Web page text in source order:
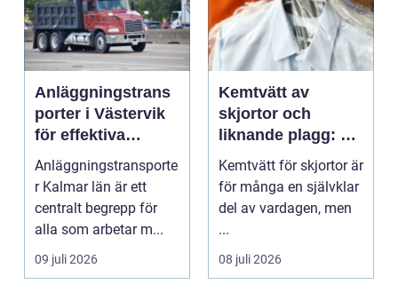
Anläggningstrans
porter i Västervik
för effektiva
byggprojekt
Anläggningstransporte
r Kalmar län är ett
centralt begrepp för
alla som arbetar m...
09 juli 2026
Kemtvätt av
skjortor och
liknande plagg: Så
fungerar
professionell
klädvård i
Kemtvätt för skjortor är
för många en självklar
del av vardagen, men
...
08 juli 2026